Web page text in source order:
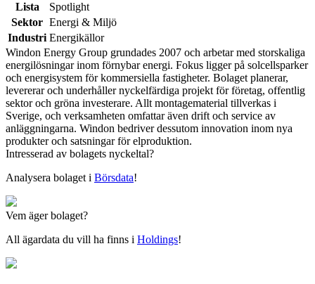
Lista
Spotlight
Sektor Energi & Miljö
Industri Energikällor
Windon Energy Group grundades 2007 och arbetar med storskaliga
energilösningar inom förnybar energi. Fokus ligger på solcellsparker
och energisystem för kommersiella fastigheter. Bolaget planerar,
levererar och underhåller nyckelfärdiga projekt för företag, offentlig
sektor och gröna investerare. Allt montagematerial tillverkas i
Sverige, och verksamheten omfattar även drift och service av
anläggningarna. Windon bedriver dessutom innovation inom nya
produkter och satsningar för elproduktion.
Intresserad av bolagets nyckeltal?
Analysera bolaget i Börsdata!
Vem äger bolaget?
All ägardata du vill ha finns i Holdings!